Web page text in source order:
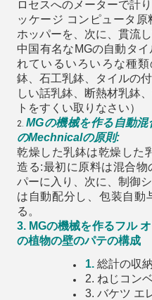
ロセスへのメーターで計
ッケージ コンピュータ
ホッパーを、次に、貫流し
中国有名なMGの自動タ
れているいろいろな種
鉢、石工乳鉢、タイルの
しい話乳鉢、断熱材乳鉢
トをすくい取りなさい）
2.MGの機械を作る自動混
のMechnicalの原則:
乾燥した乳鉢は乾燥した
造る:最初に原料は混合物
パーに入り、次に、制御
は自動配分し、包装自動
る。
3. MGの機械を作るフル
の植物の壁のパテの構成
1. 総計の収
2. ねじコン
3. バケツ エ